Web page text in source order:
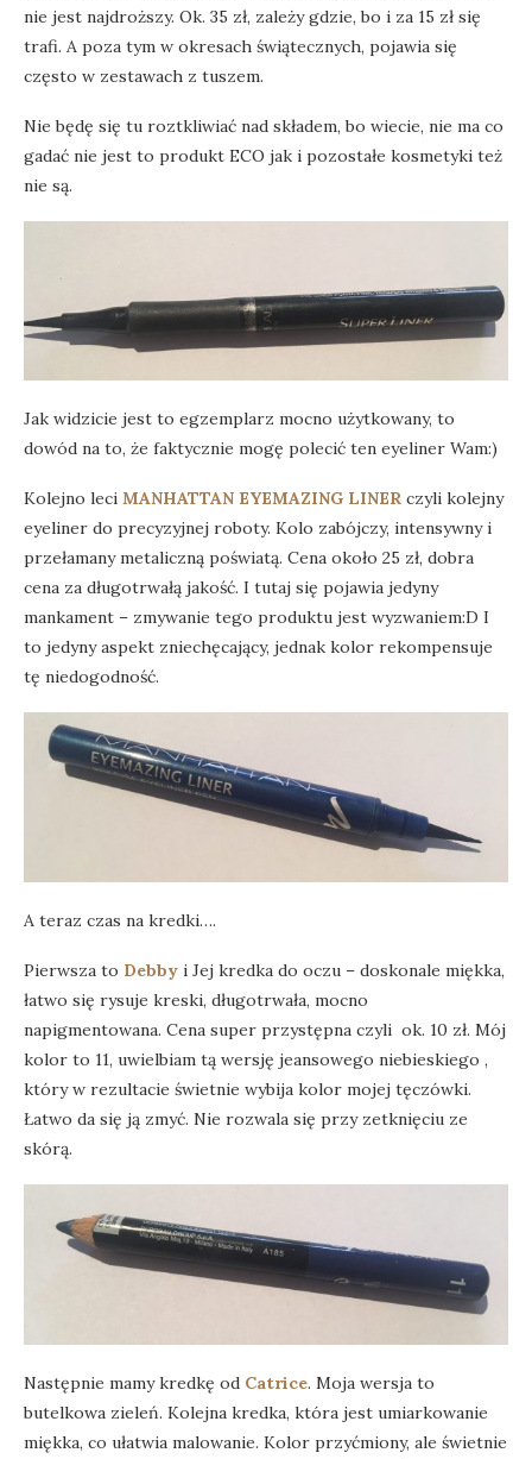
nie jest najdroższy. Ok. 35 zł, zależy gdzie, bo i za 15 zł się
trafi. A poza tym w okresach świątecznych, pojawia się
często w zestawach z tuszem.
Nie będę się tu roztkliwiać nad składem, bo wiecie, nie ma co
gadać nie jest to produkt ECO jak i pozostałe kosmetyki też
nie są.
Jak widzicie jest to egzemplarz mocno użytkowany, to
dowód na to, że faktycznie mogę polecić ten eyeliner Wam:)
Kolejno leci MANHATTAN EYEMAZING LINER czyli kolejny
eyeliner do precyzyjnej roboty. Kolo zabójczy, intensywny i
przełamany metaliczną poświatą. Cena około 25 zł, dobra
cena za długotrwałą jakość. I tutaj się pojawia jedyny
mankament – zmywanie tego produktu jest wyzwaniem:D I
to jedyny aspekt zniechęcający, jednak kolor rekompensuje
tę niedogodność.
A teraz czas na kredki….
Pierwsza to Debby i Jej kredka do oczu – doskonale miękka,
łatwo się rysuje kreski, długotrwała, mocno
napigmentowana. Cena super przystępna czyli ok. 10 zł. Mój
kolor to 11, uwielbiam tą wersję jeansowego niebieskiego ,
który w rezultacie świetnie wybija kolor mojej tęczówki.
Łatwo da się ją zmyć. Nie rozwala się przy zetknięciu ze
skórą.
Następnie mamy kredkę od Catrice. Moja wersja to
butelkowa zieleń. Kolejna kredka, która jest umiarkowanie
miękka, co ułatwia malowanie. Kolor przyćmiony, ale świetnie